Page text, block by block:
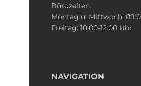
Bürozeiten:
Montag u. Mittwoch:
Freitag: 10:00-12:00 Uhr
NAVIGATION